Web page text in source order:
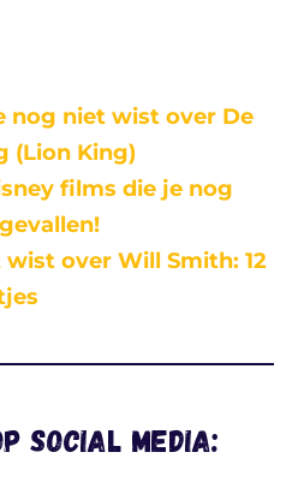
nog niet wist over De
(Lion King)
films die je nog
over Will Smith: 12
social media: